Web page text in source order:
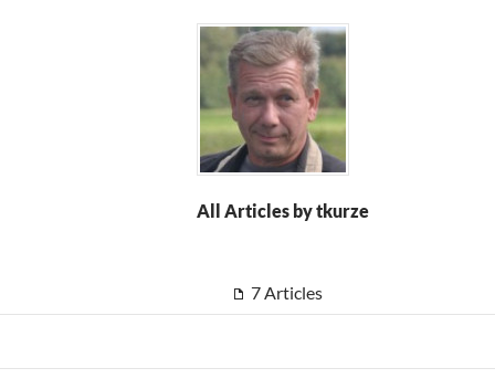
All Articles by tkurze
7 Articles